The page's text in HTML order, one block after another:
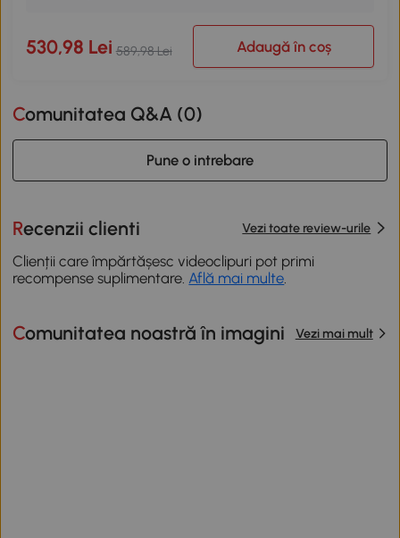
530,98 Lei 589,98 Lei Adaugă în coș
Comunitatea Q&A (0)
Pune o intrebare
Recenzii clienti Vezi toate review-urile
Clienții care împărtășesc videoclipuri pot primi
recompense suplimentare. Află mai multe
Comunitatea noastră în imagini Vezi mai mult